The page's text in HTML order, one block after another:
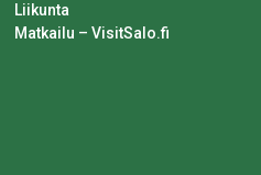
Liikunta
Matkailu – VisitSalo.fi